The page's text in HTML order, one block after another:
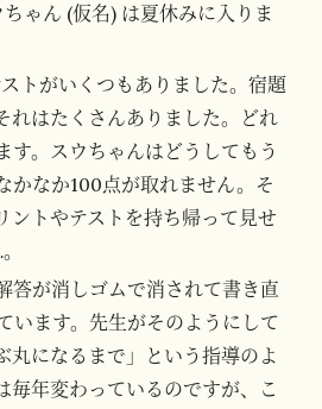
ゃん (仮名) は夏休みに入りま
トがいくつもありました。宿題
れはたくさんありました。どれ
す。スウちゃんはどうしてもう
かなか100点が取れません。そ
ントやテストを持ち帰って見せ
答が消しゴムで消されて書き直
います。先生がそのようにして
丸になるまで」という指導のよ
毎年変わっているのですが、こ